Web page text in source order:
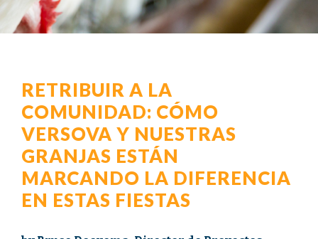
RETRIBUIR A LA
COMUNIDAD: CÓMO
VERSOVA Y NUESTRAS
GRANJAS ESTÁN
MARCANDO LA DIFERENCIA
EN ESTAS FIESTAS